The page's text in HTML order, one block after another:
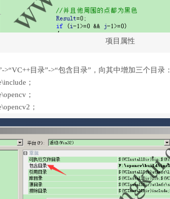
项目属性
>“VC++目录”->“包含目录”，向其中增加三个目录：
；
；
；